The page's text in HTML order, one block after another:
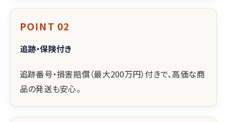
POINT 02
追跡・保険付き
追跡番号・損害賠償（最大200万円）付きで、高価な商
品の発送も安心。